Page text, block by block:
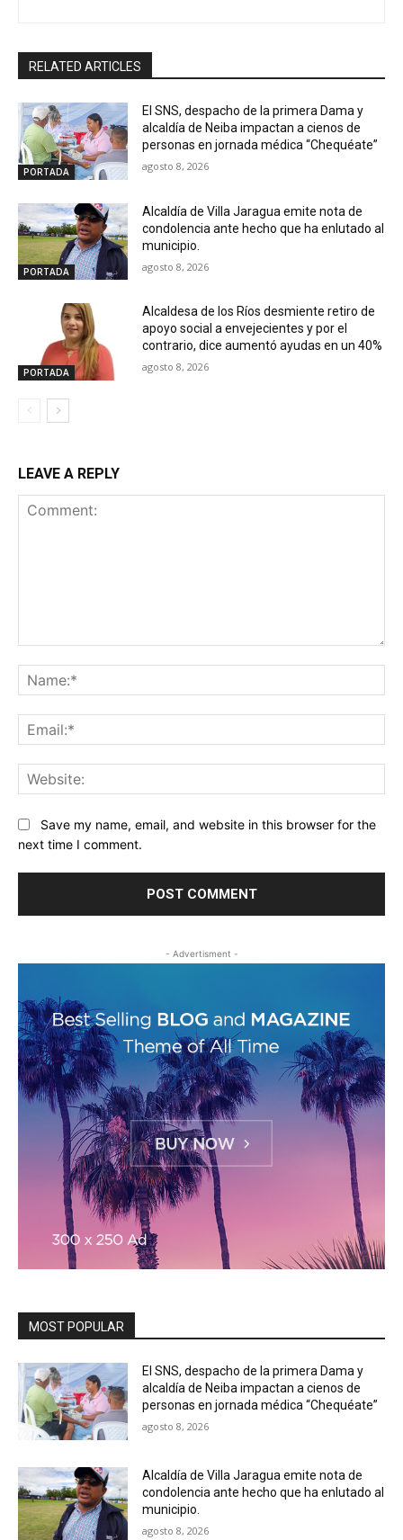
RELATED ARTICLES
PORTADA
El SNS, despacho de la primera Dama y
alcaldía de Neiba impactan a cienos de
personas en jornada médica “Chequéate”
agosto 8, 2026
PORTADA
Alcaldía de Villa Jaragua emite nota de
condolencia ante hecho que ha enlutado al
municipio.
agosto 8, 2026
PORTADA
Alcaldesa de los Ríos desmiente retiro de
apoyo social a envejecientes y por el
contrario, dice aumentó ayudas en un 40%
agosto 8, 2026
LEAVE A REPLY
Save my name, email, and website in this browser for the
next time I comment.
- Advertisment -
MOST POPULAR
El SNS, despacho de la primera Dama y
alcaldía de Neiba impactan a cienos de
personas en jornada médica “Chequéate”
agosto 8, 2026
Alcaldía de Villa Jaragua emite nota de
condolencia ante hecho que ha enlutado al
municipio.
agosto 8, 2026